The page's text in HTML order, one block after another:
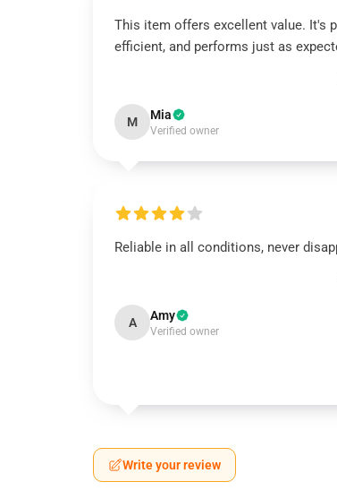
This item offers excellent value. It's
efficient, and performs just as
M Mia
Verified owner
Reliable in all conditions, never
A Amy
Verified owner
Write your review